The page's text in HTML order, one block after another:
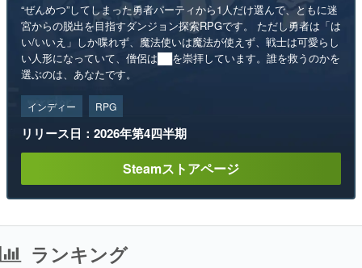
“ぜんめつ”してしまった勇者パーティから1人だけ選んで、ともに迷
宮からの脱出を目指すダンジョン探索RPGです。 ただし勇者は「は
い/いいえ」しか喋れず、魔法使いは魔法が使えず、戦士は可愛らし
い人形になっていて、僧侶は██を崇拝しています。誰を救うのかを
選ぶのは、あなたです。
インディー RPG
リリース日：2026年第4四半期
Steamストアページ
ランキング